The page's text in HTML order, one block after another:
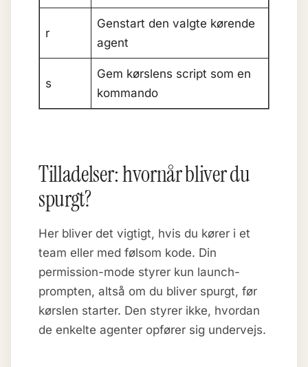
r
Genstart den valgte kørende
agent
s
Gem kørslens script som en
kommando
Tilladelser: hvornår bliver du
spurgt?
Her bliver det vigtigt, hvis du kører i et
team eller med følsom kode. Din
permission-mode styrer kun launch-
prompten, altså om du bliver spurgt, før
kørslen starter. Den styrer ikke, hvordan
de enkelte agenter opfører sig undervejs.